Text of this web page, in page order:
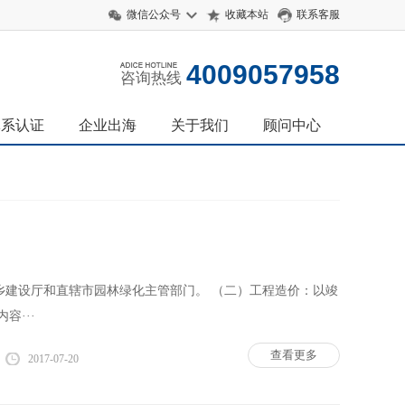
微信公众号 收藏本站 联系客服
咨询热线 4009057958
认证 企业出海 关于我们 顾问中心
设厅和直辖市园林绿化主管部门。 （二）工程造价：以竣
···
查看更多
2017-07-20